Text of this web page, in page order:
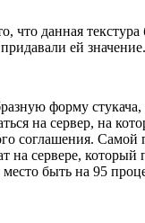
что данная текстура
ей значение.
форму
на сервер, на
соглашения. Самой
на сервере, который
быть на 95